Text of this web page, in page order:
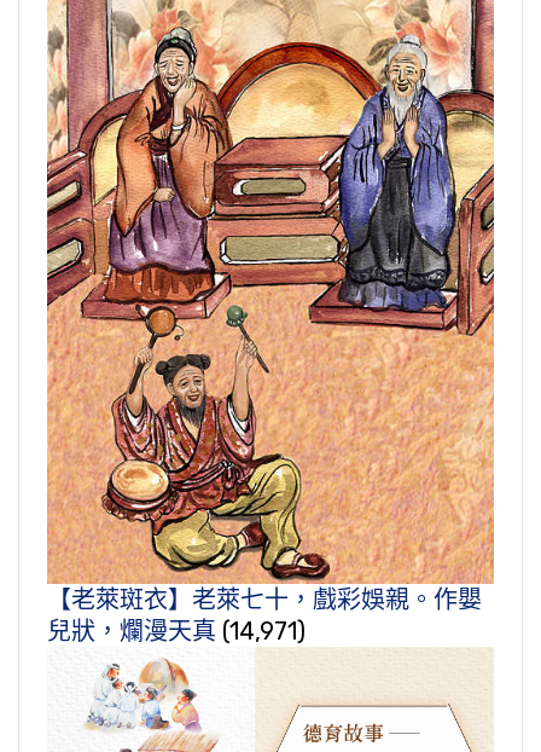
【老萊斑衣】老萊七十，戲彩娛親。作嬰
兒狀，爛漫天真 (14,971)